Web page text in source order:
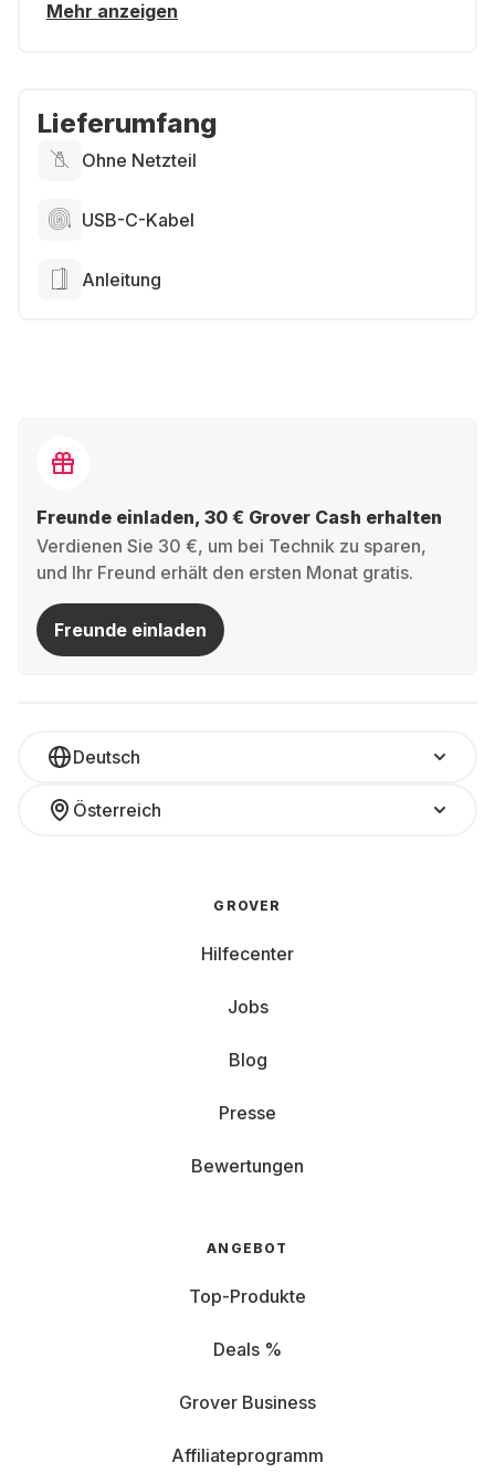
Mehr anzeigen
Lieferumfang
Ohne Netzteil
USB-C-Kabel
Anleitung
Freunde einladen, 30 € Grover Cash erhalten
Verdienen Sie 30 €, um bei Technik zu sparen,
und Ihr Freund erhält den ersten Monat gratis.
Freunde einladen
Deutsch
Österreich
GROVER
Hilfecenter
Jobs
Blog
Presse
Bewertungen
ANGEBOT
Top-Produkte
Deals %
Grover Business
Affiliateprogramm